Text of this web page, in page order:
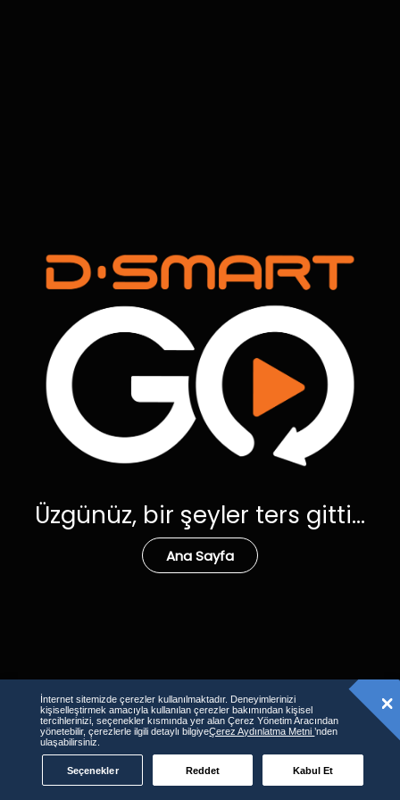
Üzgünüz, bir şeyler ters gitti...
Ana Sayfa
İnternet sitemizde çerezler kullanılmaktadır. Deneyimlerinizi
kişiselleştirmek amacıyla kullanılan çerezler bakımından kişisel
tercihlerinizi, seçenekler kısmında yer alan Çerez Yönetim Aracından
yönetebilir, çerezlerle ilgili detaylı bilgiyeÇerez Aydınlatma Metni’nden
ulaşabilirsiniz.
Seçenekler Reddet Kabul Et